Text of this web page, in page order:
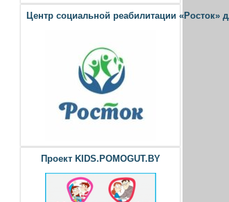
Центр социальной реабилитации
Проект KIDS.POMOGUT.BY